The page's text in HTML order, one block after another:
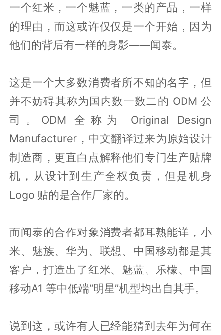
一个红米，一个魅蓝，一类的产品，一样
的理由，而这或许仅仅是一个开始，因为
他们的背后有一样的身影——闻泰。
这是一个大多数消费者所不知的名字，但
并不妨碍其称为国内数一数二的 ODM 公
司。ODM 全称为 Original Design
Manufacturer，中文翻译过来为原始设计
制造商，更直白点解释他们专门生产贴牌
机，从设计到生产全权负责，但是机身
Logo 贴的是合作厂家的。
而闻泰的合作对象消费者都耳熟能详，小
米、魅族、华为、联想、中国移动都是其
客户，打造出了红米、魅蓝、乐檬、中国
移动A1 等中低端“明星”机型均出自其手。
说到这，或许有人已经能猜到去年为何在